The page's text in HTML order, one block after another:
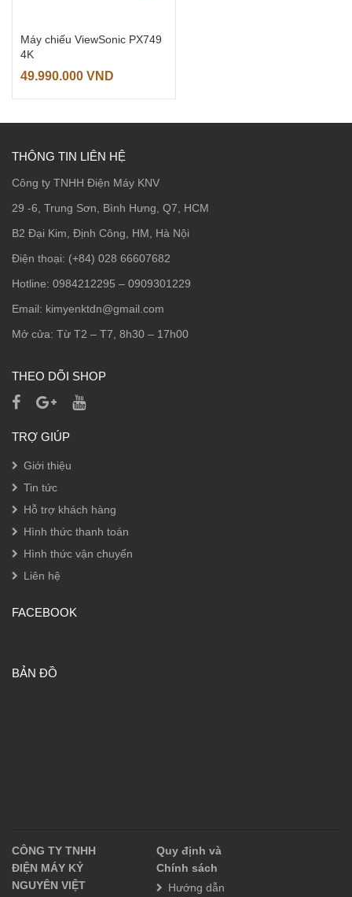
Máy chiếu ViewSonic PX749
4K
49.990.000 VND
THÔNG TIN LIÊN HỆ
Công ty TNHH Điện Máy KNV
29 -6, Trung Sơn, Bình Hưng, Q7, HCM
B2 Đại Kim, Định Công, HM, Hà Nội
Điện thoại: (+84) 028 66607682
Hotline: 0984212295 – 0909301229
Email: kimyenktdn@gmail.com
Mở cửa: Từ T2 – T7, 8h30 – 17h00
THEO DÕI SHOP
TRỢ GIÚP
Giới thiệu
Tin tức
Hỗ trợ khách hàng
Hình thức thanh toán
Hình thức vận chuyển
Liên hệ
FACEBOOK
BẢN ĐỒ
CÔNG TY TNHH
ĐIỆN MÁY KỶ
NGUYÊN VIỆT
Quy định và
Chính sách
Hướng dẫn